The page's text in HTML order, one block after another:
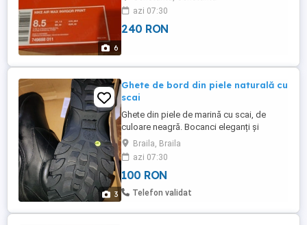
6
azi 07:30
240 RON
3
Ghete de bord din piele naturală cu
scai
Ghete din piele de marină cu scai, de
culoare neagră. Bocanci eleganți și
versatili, noi , nepurtați niciodată! Sunt
potriviți pentru diverse ocazii. Talpă
moale, cu rezistență la suprafețe
alunecoase. Se pot purta în orice sezon.
Stil și confort în același timp!
Braila, Braila
azi 07:30
100 RON
Telefon validat